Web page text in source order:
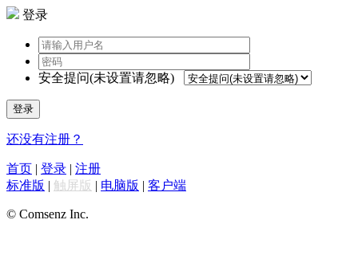
登录
安全提问(未设置请忽略)
登录
还没有注册？
首页 | 登录 | 注册
标准版 | 触屏版 | 电脑版 | 客户端
© Comsenz Inc.